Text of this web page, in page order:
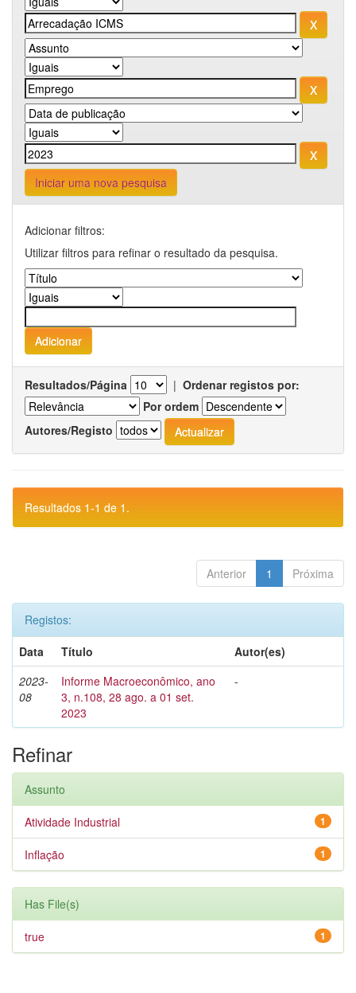
Iniciar uma nova pesquisa
Adicionar filtros:
Utilizar filtros para refinar o resultado da pesquisa.
Resultados/Página | Ordenar registos por:
Por ordem
Autores/Registo
Resultados 1-1 de 1.
Anterior 1 Próxima
Registos:
Data
Título
Autor(es)
2023-
08
Informe Macroeconômico, ano
3, n.108, 28 ago. a 01 set.
2023
-
Refinar
Assunto
1
Atividade Industrial
1
Inflação
Has File(s)
1
true